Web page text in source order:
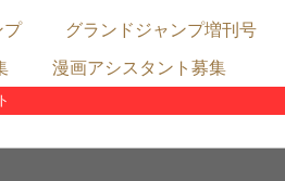
プ
号の内容
予告
グランドジャンプ増刊号
グランドジャンプめちゃ最新号の内容
グランドジャンプめちゃ次号予告
グランドジャンプむちゃ最新号の内容
グランドジャンプむちゃ次号予告
漫画アシスタント募集